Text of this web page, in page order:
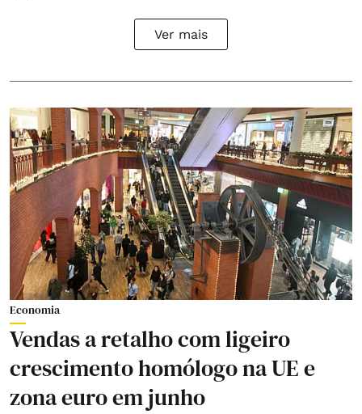
Ver mais
Economia
Vendas a retalho com ligeiro
crescimento homólogo na UE e
zona euro em junho